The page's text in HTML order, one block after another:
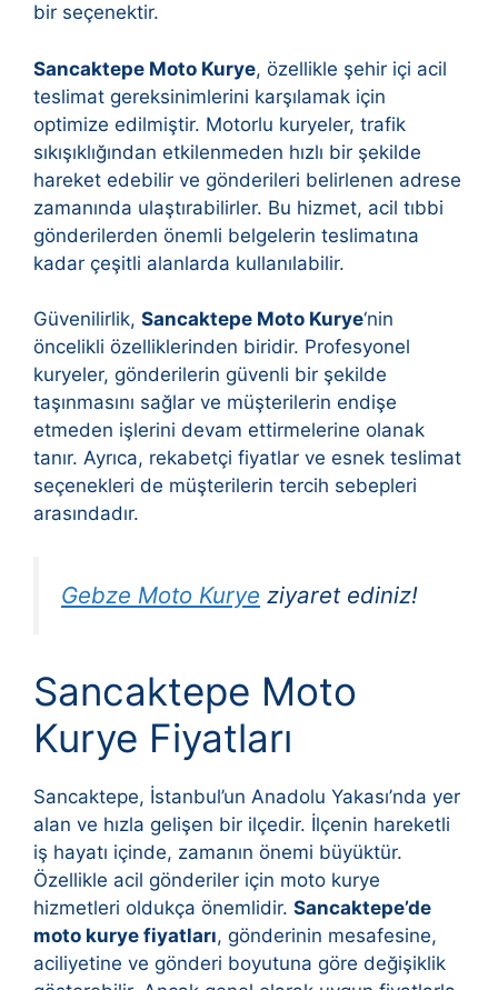
bir seçenektir.
Sancaktepe Moto Kurye, özellikle şehir içi acil
teslimat gereksinimlerini karşılamak için
optimize edilmiştir. Motorlu kuryeler, trafik
sıkışıklığından etkilenmeden hızlı bir şekilde
hareket edebilir ve gönderileri belirlenen adrese
zamanında ulaştırabilirler. Bu hizmet, acil tıbbi
gönderilerden önemli belgelerin teslimatına
kadar çeşitli alanlarda kullanılabilir.
Güvenilirlik, Sancaktepe Moto Kurye‘nin
öncelikli özelliklerinden biridir. Profesyonel
kuryeler, gönderilerin güvenli bir şekilde
taşınmasını sağlar ve müşterilerin endişe
etmeden işlerini devam ettirmelerine olanak
tanır. Ayrıca, rekabetçi fiyatlar ve esnek teslimat
seçenekleri de müşterilerin tercih sebepleri
arasındadır.
Gebze Moto Kurye ziyaret ediniz!
Sancaktepe Moto
Kurye Fiyatları
Sancaktepe, İstanbul’un Anadolu Yakası’nda yer
alan ve hızla gelişen bir ilçedir. İlçenin hareketli
iş hayatı içinde, zamanın önemi büyüktür.
Özellikle acil gönderiler için moto kurye
hizmetleri oldukça önemlidir. Sancaktepe’de
moto kurye fiyatları, gönderinin mesafesine,
aciliyetine ve gönderi boyutuna göre değişiklik